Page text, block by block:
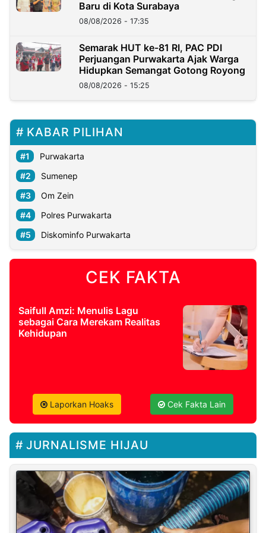
Baru di Kota Surabaya
08/08/2026 - 17:35
Semarak HUT ke-81 RI, PAC PDI
Perjuangan Purwakarta Ajak Warga
Hidupkan Semangat Gotong Royong
08/08/2026 - 15:25
KABAR PILIHAN
Purwakarta
Sumenep
Om Zein
Polres Purwakarta
Diskominfo Purwakarta
CEK FAKTA
Saifull Amzi: Menulis Lagu
sebagai Cara Merekam Realitas
Kehidupan
Laporkan Hoaks Cek Fakta Lain
JURNALISME HIJAU